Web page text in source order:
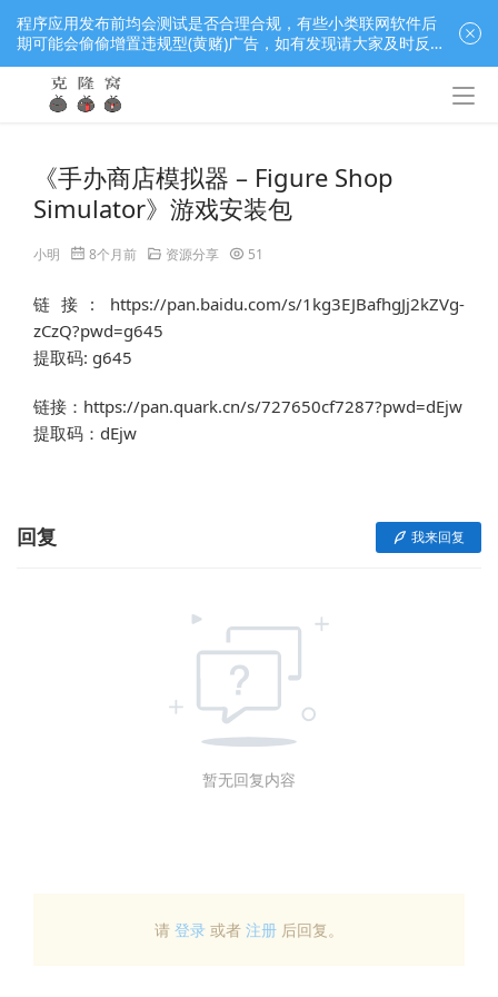
《手办商店模拟器 – Figure Shop
Simulator》游戏安装包
小明 8个月前 资源分享 51
链接: https://pan.baidu.com/s/1kg3EJBafhgJj2kZVg-
zCzQ?pwd=g645
提取码: g645
链接：https://pan.quark.cn/s/727650cf7287?pwd=dEjw
提取码：dEjw
回复 我来回复
暂无回复内容
请 登录 或者 注册 后回复。
程序应用发布前均会测试是否合理合规，有些小类联网软件后
期可能会偷偷增置违规型(黄赌)广告，如有发现请大家及时反
馈窝长进行处理，共同监督维护良好的程序应用下载社区！